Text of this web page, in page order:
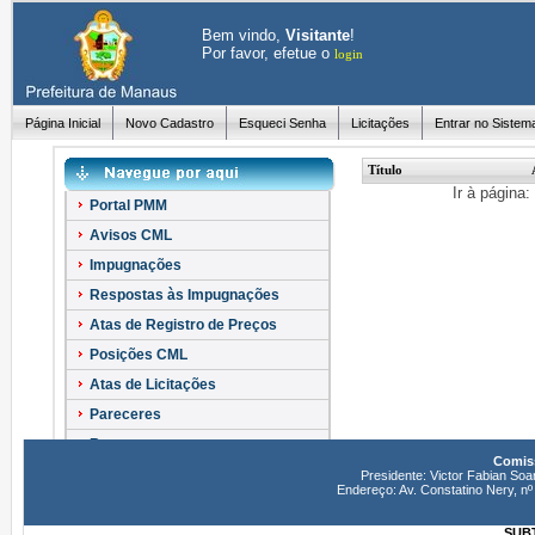
Bem vindo, Visitante!
Por favor, efetue o login
Página Inicial Novo Cadastro Esqueci Senha Licitações Entrar no
Portal PMM
Avisos CML
Impugnações
Respostas às Impugnações
Atas de Registro de Preços
Posições CML
Atas de Licitações
Pareceres
Recursos
Título
Ir à página:
Presidente: Victor Fabian
Endereço: Av. Constatino Nery,